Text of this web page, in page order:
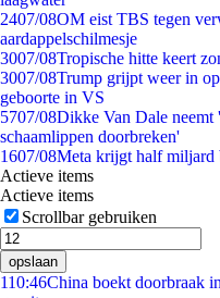
2407/08OM eist TBS tegen
aardappelschilmesje
3007/08Tropische hitte keert
3007/08Trump grijpt weer in
geboorte in VS
5707/08Dikke Van Dale
schaamlippen doorbreken'
1607/08Meta krijgt half miljard
Actieve items
Actieve items
Scrollbar gebruiken
opslaan
110:46China boekt doorbraak